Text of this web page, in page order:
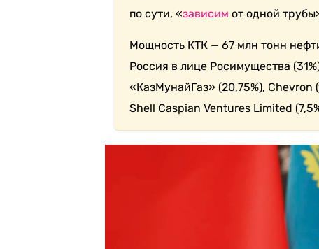
по сути, «зависим от одной
Мощность КТК — 67 млн тонн
Россия в лице Росимущества
«КазМунайГаз» (20,75%), Chevron
Shell Caspian Ventures Limited